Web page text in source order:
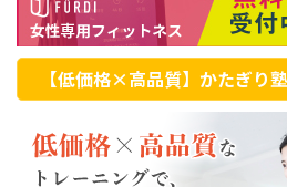
【低価格×高品質】かたぎり塾